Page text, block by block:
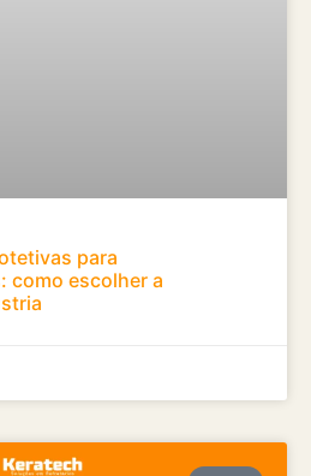
para
como escolher a